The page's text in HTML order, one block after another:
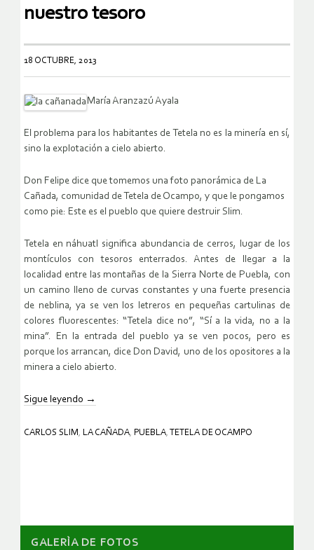
nuestro tesoro
18 OCTUBRE, 2013
María Aranzazú Ayala
El problema para los habitantes de Tetela no es la minería en sí,
sino la explotación a cielo abierto.
Don Felipe dice que tomemos una foto panorámica de La
Cañada, comunidad de Tetela de Ocampo, y que le pongamos
como pie: Este es el pueblo que quiere destruir Slim.
Tetela en náhuatl significa abundancia de cerros, lugar de los
montículos con tesoros enterrados. Antes de llegar a la
localidad entre las montañas de la Sierra Norte de Puebla, con
un camino lleno de curvas constantes y una fuerte presencia
de neblina, ya se ven los letreros en pequeñas cartulinas de
colores fluorescentes: “Tetela dice no”, “Sí a la vida, no a la
mina”. En la entrada del pueblo ya se ven pocos, pero es
porque los arrancan, dice Don David, uno de los opositores a la
minera a cielo abierto.
Sigue leyendo →
CARLOS SLIM , LA CAÑADA, PUEBLA, TETELA DE OCAMPO
GALERÌA DE FOTOS